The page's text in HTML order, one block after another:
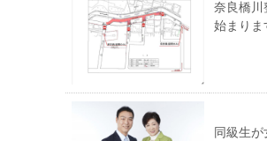
奈良橋川
始まりま
同級生